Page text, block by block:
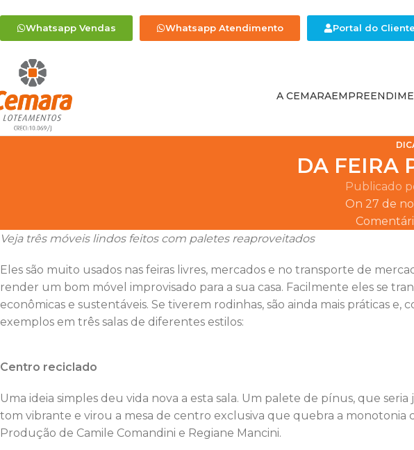
Whatsapp Vendas Whatsapp Atendimento Portal do Cliente
A CEMARA
DA FEIRA
Publicado
On 27 de
Veja três móveis lindos feitos com paletes reaproveitados
Eles são muito usados nas feiras livres, mercados e no transporte de
render um bom móvel improvisado para a sua casa. Facilmente eles se
econômicas e sustentáveis. Se tiverem rodinhas, são ainda mais práticas e,
exemplos em três salas de diferentes estilos:
Centro reciclado
Uma ideia simples deu vida nova a esta sala. Um palete de pínus, que
tom vibrante e virou a mesa de centro exclusiva que quebra a monotonia
Produção de Camile Comandini e Regiane Mancini.